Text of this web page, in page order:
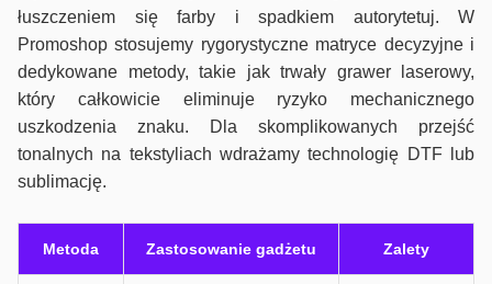
łuszczeniem się farby i spadkiem autorytetuj. W
Promoshop stosujemy rygorystyczne matryce decyzyjne i
dedykowane metody, takie jak trwały grawer laserowy,
który całkowicie eliminuje ryzyko mechanicznego
uszkodzenia znaku. Dla skomplikowanych przejść
tonalnych na tekstyliach wdrażamy technologię DTF lub
sublimację.
Metoda Zastosowanie gadżetu Zalety